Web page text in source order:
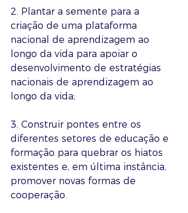
2. Plantar a semente para a
criação de uma plataforma
nacional de aprendizagem ao
longo da vida para apoiar o
desenvolvimento de estratégias
nacionais de aprendizagem ao
longo da vida;
3. Construir pontes entre os
diferentes setores de educação e
formação para quebrar os hiatos
existentes e, em última instância,
promover novas formas de
cooperação.